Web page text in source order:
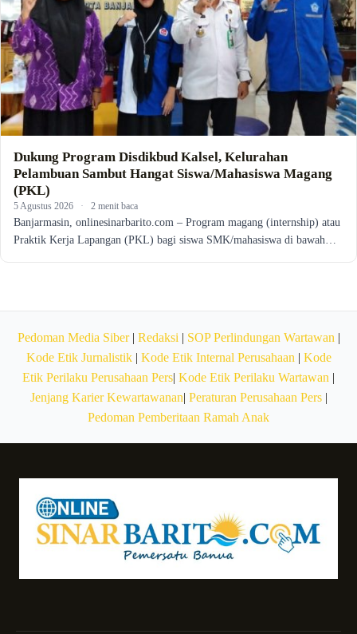
Dukung Program Disdikbud Kalsel, Kelurahan
Pelambuan Sambut Hangat Siswa/Mahasiswa Magang
(PKL)
5 Agustus 2026 · 2 menit baca
Banjarmasin, onlinesinarbarito.com – Program magang (internship) atau
Praktik Kerja Lapangan (PKL) bagi siswa SMK/mahasiswa di bawah…
Pedoman Media Siber| Redaksi | SOP Perlindungan Wartawan |
Kode Etik Jurnalistik| Kode Etik Internal Perusahaan | Kode
Etik Perilaku Perusahaan Pers| Kode Etik Perilaku Wartawan |
Jenjang Karier Kewartawanan| Peraturan Perusahaan Pers|
Pedoman Pemberitaan Ramah Anak